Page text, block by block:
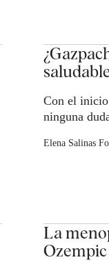
Con el inicio
ninguna
Elena Salinas
La